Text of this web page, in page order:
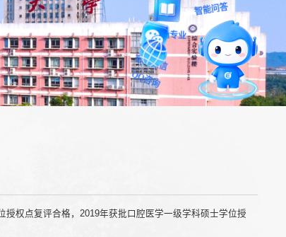
权点复评合格，2019年获批口腔医学一级学科硕士学位授
智能问答
直通专业